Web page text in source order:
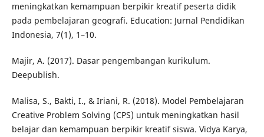
meningkatkan kemampuan berpikir kreatif peserta didik
pada pembelajaran geografi. Education: Jurnal Pendidikan
Indonesia, 7(1), 1–10.
Majir, A. (2017). Dasar pengembangan kurikulum.
Deepublish.
Malisa, S., Bakti, I., & Iriani, R. (2018). Model Pembelajaran
Creative Problem Solving (CPS) untuk meningkatkan hasil
belajar dan kemampuan berpikir kreatif siswa. Vidya Karya,